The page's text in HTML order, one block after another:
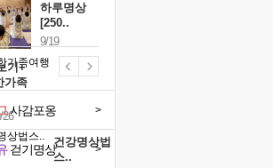
하루명상
[250..
9/19
가족
26
건강명상법
스..
기+
걷기명상 >
사감포옹 >